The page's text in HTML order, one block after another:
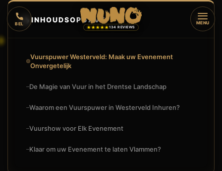
BEL
★★★★★134 REVIEWS
MENU
🔥INHOUDSOPGAVE ▼
Vuurspuwer Westerveld: Maak uw Evenement
Onvergetelijk
De Magie van Vuur in het Drentse Landschap
Waarom een Vuurspuwer in Westerveld Inhuren?
Vuurshow voor Elk Evenement
Klaar om uw Evenement te laten Vlammen?